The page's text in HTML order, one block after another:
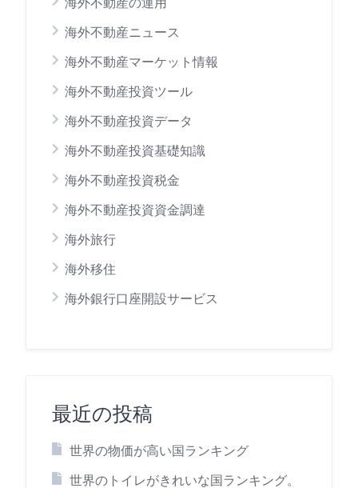
海外不動産の運用
海外不動産ニュース
海外不動産マーケット情報
海外不動産投資ツール
海外不動産投資データ
海外不動産投資基礎知識
海外不動産投資税金
海外不動産投資資金調達
海外旅行
海外移住
海外銀行口座開設サービス
最近の投稿
世界の物価が高い国ランキング
世界のトイレがきれいな国ランキング。